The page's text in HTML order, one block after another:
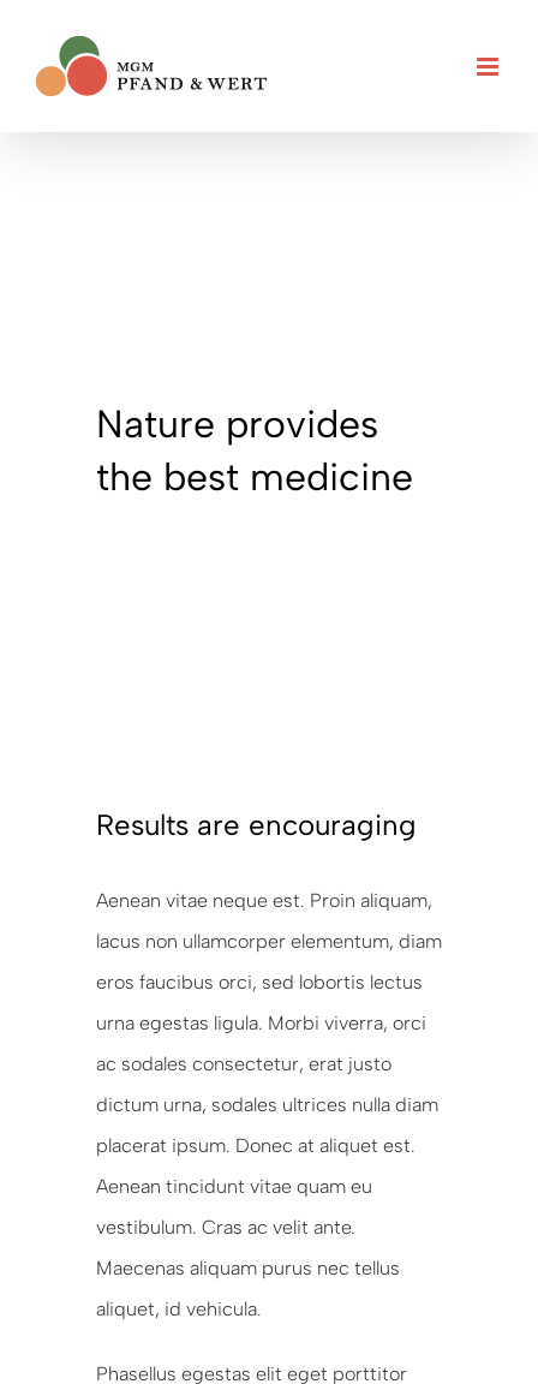
springen
Nature provides
the best medicine
Results are encouraging
Aenean vitae neque est. Proin aliquam,
lacus non ullamcorper elementum, diam
eros faucibus orci, sed lobortis lectus
urna egestas ligula. Morbi viverra, orci
ac sodales consectetur, erat justo
dictum urna, sodales ultrices nulla diam
placerat ipsum. Donec at aliquet est.
Aenean tincidunt vitae quam eu
vestibulum. Cras ac velit ante.
Maecenas aliquam purus nec tellus
aliquet, id vehicula.
Phasellus egestas elit eget porttitor